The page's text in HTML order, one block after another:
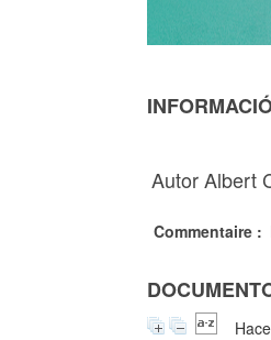
Autor Albert
Commentaire :